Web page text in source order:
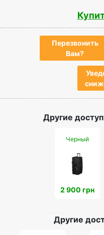
Перезвонить
Вам?
Другие
Черный
2 900 грн
Другие